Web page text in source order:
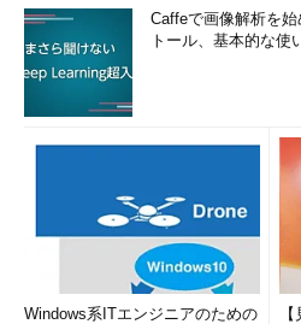
Caffeで画像解析を
トール、基本的な使
Windows系ITエンジニアのための